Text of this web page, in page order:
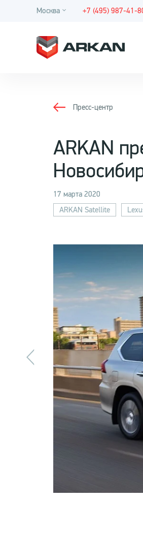
Москва +7 (495) 987-41-
Пресс-центр
ARKAN
17 марта 2020
ARKAN Satellite